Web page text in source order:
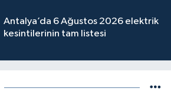
Antalya’da 6 Ağustos 2026 elektrik
kesintilerinin tam listesi